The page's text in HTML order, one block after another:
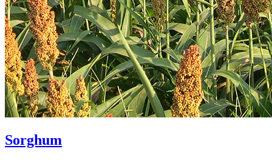
Sorghum